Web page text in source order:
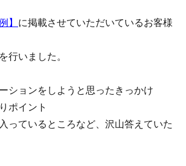
】 に掲載させていただいているお客様
行いました。
ションをしようと思ったきっかけ
ポイント
っているところなど、沢山答えていた